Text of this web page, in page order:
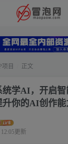
项目 正文
统学AI，开启
升你的AI创作能
更新